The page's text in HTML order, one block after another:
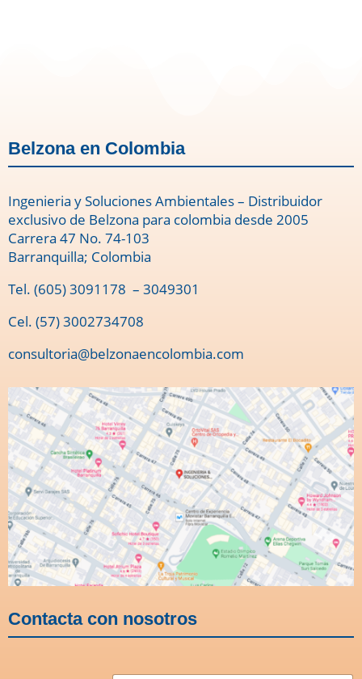
Belzona en Colombia
Ingenieria y Soluciones Ambientales – Distribuidor
exclusivo de Belzona para colombia desde 2005
Carrera 47 No. 74-103
Barranquilla; Colombia
Tel. (605) 3091178 – 3049301
Cel. (57) 3002734708
consultoria@belzonaencolombia.com
Contacta con nosotros